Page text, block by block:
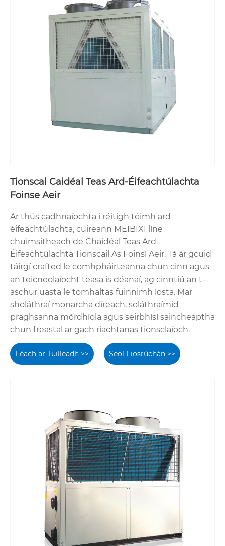
Tionscal Caidéal Teas Ard-Éifeachtúlachta
Foinse Aeir
Ar thús cadhnaíochta i réitigh téimh ard-
éifeachtúlachta, cuireann MEIBIXI líne
chuimsitheach de Chaidéal Teas Ard-
Éifeachtúlachta Tionscail As Foinsí Aeir. Tá ár gcuid
táirgí crafted le comhpháirteanna chun cinn agus
an teicneolaíocht teasa is déanaí, ag cinntiú an t-
aschur uasta le tomhaltas fuinnimh íosta. Mar
sholáthraí monarcha díreach, soláthraímid
praghsanna mórdhíola agus seirbhísí saincheaptha
chun freastal ar gach riachtanas tionsclaíoch.
Féach ar Tuilleadh >> Seol Fiosrúchán >>